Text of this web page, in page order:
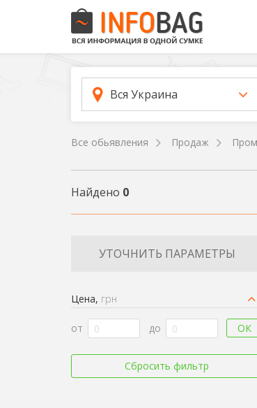
Вся Украина
Все обьявления Продаж
Найдено 0
УТОЧНИТЬ ПАРАМЕТРЫ
Цена, грн
от до ОК
Сбросить фильтр